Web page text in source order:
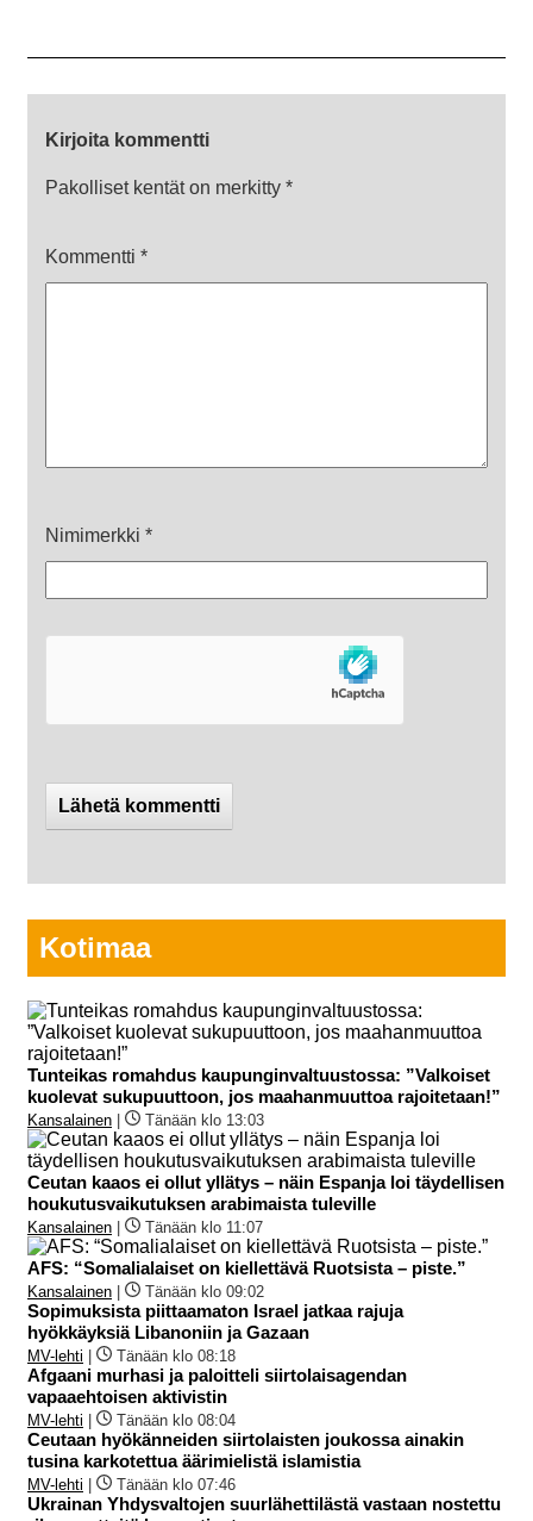
Kirjoita kommentti
Pakolliset kentät on merkitty *
Kommentti *
Nimimerkki *
Kotimaa
Tunteikas romahdus kaupunginvaltuustossa: ”Valkoiset
kuolevat sukupuuttoon, jos maahanmuuttoa rajoitetaan!”
Kansalainen Tänään klo 13:03
Ceutan kaaos ei ollut yllätys – näin Espanja loi täydellisen
houkutusvaikutuksen arabimaista tuleville
Kansalainen Tänään klo 11:07
AFS: “Somalialaiset on kiellettävä Ruotsista – piste.”
Kansalainen Tänään klo 09:02
Sopimuksista piittaamaton Israel jatkaa rajuja
hyökkäyksiä Libanoniin ja Gazaan
MV-lehti Tänään klo 08:18
Afgaani murhasi ja paloitteli siirtolaisagendan
vapaaehtoisen aktivistin
MV-lehti Tänään klo 08:04
Ceutaan hyökänneiden siirtolaisten joukossa ainakin
tusina karkotettua äärimielistä islamistia
MV-lehti Tänään klo 07:46
Ukrainan Yhdysvaltojen suurlähettilästä vastaan nostettu